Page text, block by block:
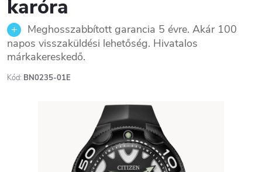
karóra
Meghosszabbított garancia 5 évre. Akár 100
napos visszaküldési lehetőség. Hivatalos
márkakereskedő.
Kód: BN0235-01E